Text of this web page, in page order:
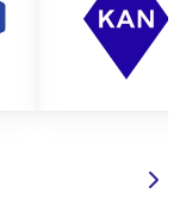
вам оптимальну
у